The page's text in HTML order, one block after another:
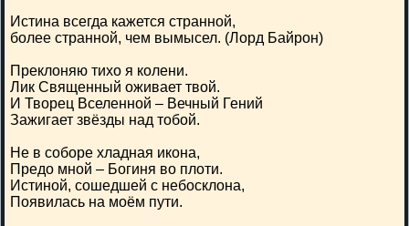
Истина всегда кажется странной,
более странной, чем вымысел. (Лорд Байрон)
Преклоняю тихо я колени.
Лик Священный оживает твой.
И Творец Вселенной – Вечный Гений
Зажигает звёзды над тобой.
Не в соборе хладная икона,
Предо мной – Богиня во плоти.
Истиной, сошедшей с небосклона,
Появилась на моём пути.